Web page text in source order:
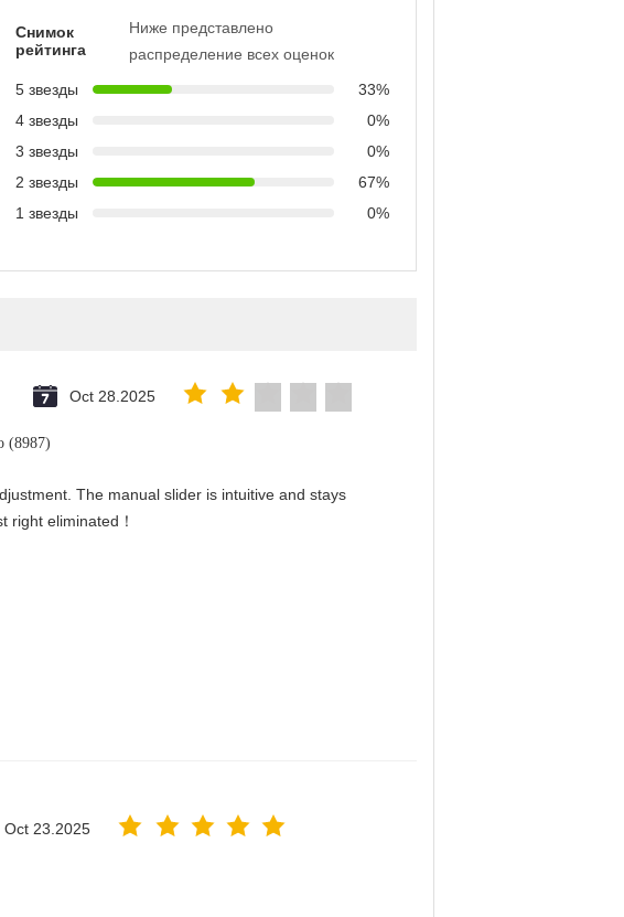
Снимок
рейтинга
Ниже представлено
распределение всех оценок
5 звезды
33%
4 звезды
0%
3 звезды
0%
2 звезды
67%
1 звезды
0%
Oct 28.2025
(8987)
The manual slider is intuitive and stays
right eliminated！
Oct 23.2025